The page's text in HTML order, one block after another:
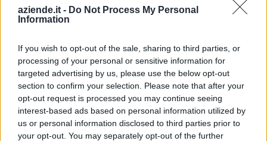
aziende.it - Do Not Process My Personal
Information
If you wish to opt-out of the sale, sharing to third parties, or
processing of your personal or sensitive information for
targeted advertising by us, please use the below opt-out
section to confirm your selection. Please note that after your
opt-out request is processed you may continue seeing
interest-based ads based on personal information utilized by
us or personal information disclosed to third parties prior to
your opt-out. You may separately opt-out of the further
145.000 euro
86708281A0
2021-03-19
744.000 euro
85769166FC
2021-01-15
145.000 euro